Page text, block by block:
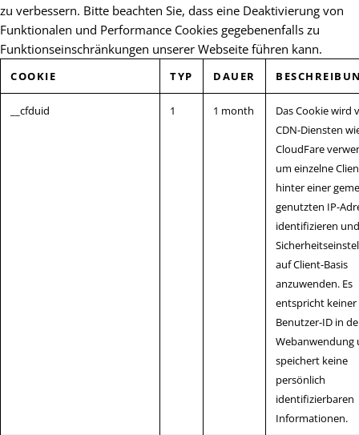
zu verbessern. Bitte beachten Sie, dass eine Deaktivierung von
Funktionalen und Performance Cookies gegebenenfalls zu
Funktionseinschränkungen unserer Webseite führen kann.
COOKIE TYP DAUER
__cfduid 1 1 month
Das Cookie wird
CDN-Diensten
CloudFare
um einzelne
hinter einer
genutzten IP-
identifizieren und
auf Client-Basis
anzuwenden. Es
entspricht keiner
Benutzer-ID in
Webanwendung
speichert keine
persönlich
identifizierbaren
Informationen.